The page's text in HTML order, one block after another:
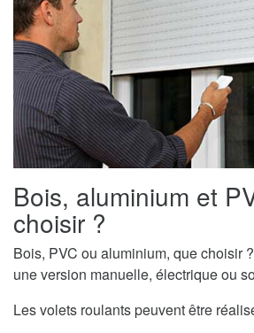
Bois, aluminium et
choisir ?
Bois, PVC ou aluminium, que choisir
une version manuelle, électrique ou
Les volets roulants peuvent être